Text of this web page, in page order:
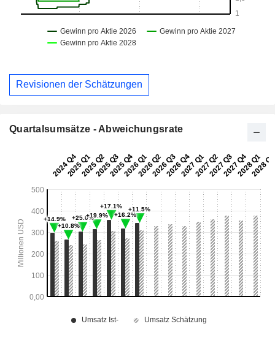
Revisionen der Schätzungen
Quartalsumsätze - Abweichungsrate